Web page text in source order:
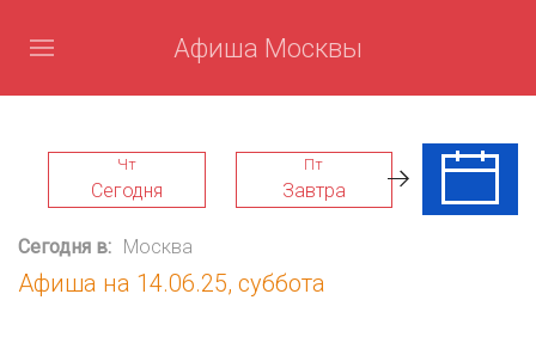
Афиша Москвы
Чт
Сегодня
Пт
Завтра
Сб
Сегодня в: Москва
Афиша на 14.06.25, суббота